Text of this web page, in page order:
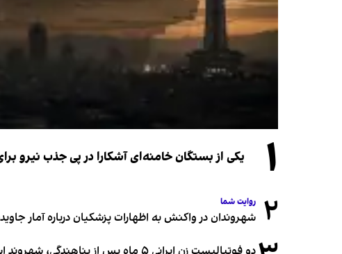
۱ یکی از بستگان خامنه‌ای آشکارا در پی جذب نیرو
۲ روایت شما
شهروندان در واکنش به اظهارات پزشکیان درباره آمار